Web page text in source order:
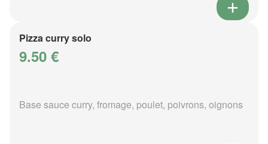
Pizza curry solo
9.50 €
Base sauce curry, fromage, poulet, poivrons, oignons